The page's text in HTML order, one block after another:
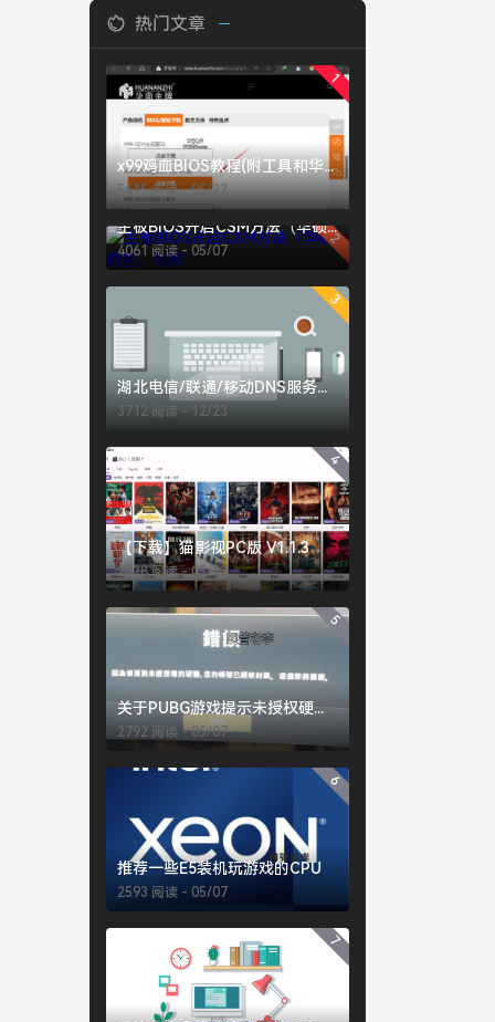
热门文章
1
x99鸡血BIOS教程(附工具和华南X99-QD3鸡血BIOS下载)
5415 阅读 - 05/22
2
主板BIOS开启CSM方法（华硕、微星、技嘉）
4061 阅读 - 05/07
3
湖北电信/联通/移动DNS服务器地址大全
3712 阅读 - 12/23
4
【下载】猫影视PC版 V1.1.3
2928 阅读 - 05/13
5
关于PUBG游戏提示未授权硬件的常见解决办法
2792 阅读 - 05/07
6
推荐一些E5装机玩游戏的CPU
2593 阅读 - 05/07
7